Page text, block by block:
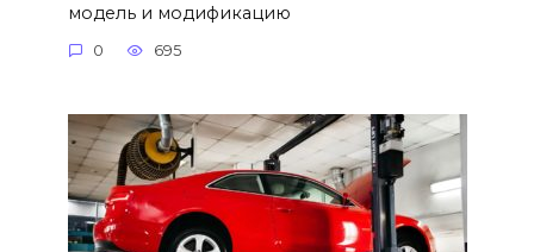
модель и модификацию
0 695